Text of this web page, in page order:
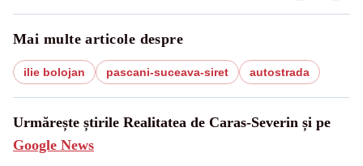
Mai multe articole despre
ilie bolojan pascani-suceava-siret autostrada
Urmărește știrile Realitatea de Caras-Severin și pe
Google News